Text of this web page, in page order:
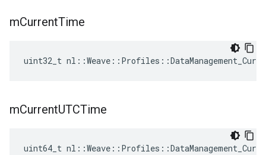
mCurrentTime
uint32_t
mCurrentUTCTime
uint64_t